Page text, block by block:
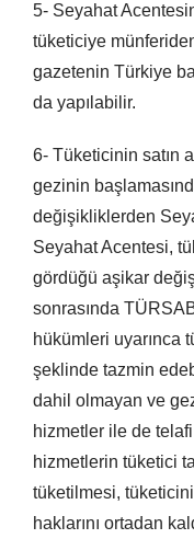
5- Seyahat
tüketiciye
gazetenin Türkiye
da yapılabilir.
6- Tüketicinin satın
gezinin
değişikliklerden
Seyahat Acentesi,
gördüğü aşikar
sonrasında
hükümleri uyarınca
şeklinde tazmin
dahil olmayan ve
hizmetler ile de
hizmetlerin tüketici
tüketilmesi,
haklarını ortadan